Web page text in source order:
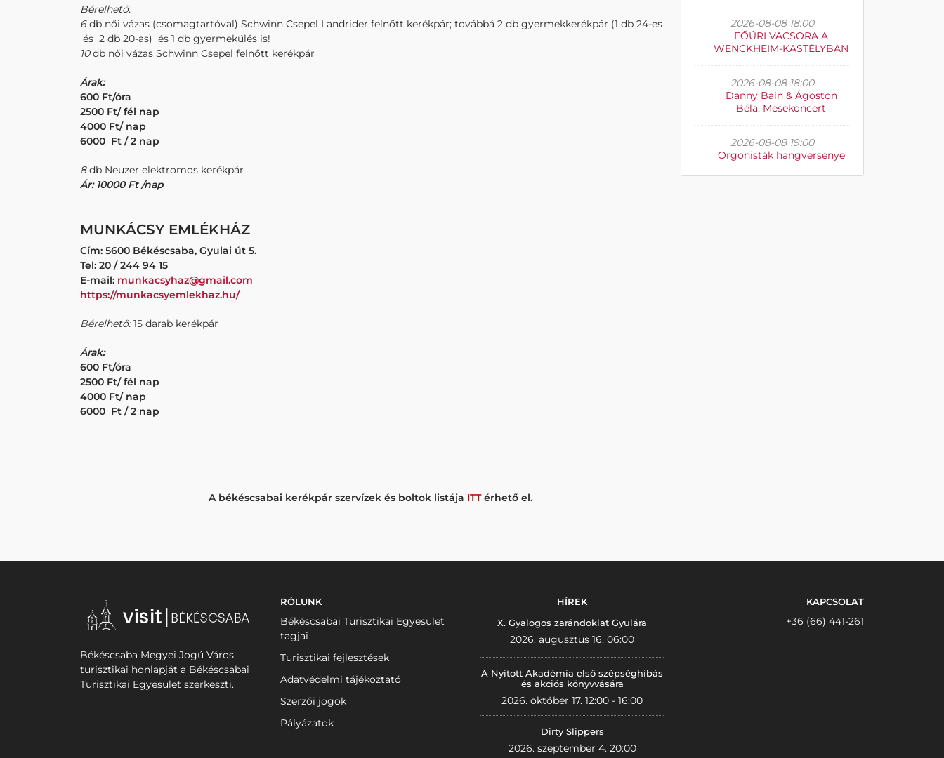
Bérelhető:
6db női vázas (csomagtartóval) Schwinn Csepel Landrider felnőtt kerékpár; továbbá 2 db gyermekkerékpár (1 db 24-es
és 2 db 20-as) és 1 db gyermekülés is!
10db női vázas Schwinn Csepel felnőtt kerékpár
Árak:
600 Ft/óra
2500 Ft/ fél nap
4000 Ft/ nap
6000 Ft / 2 nap
8db Neuzer elektromos kerékpár
Ár: 10000 Ft /nap
MUNKÁCSY EMLÉKHÁZ
Cím: 5600 Békéscsaba, Gyulai út 5.
Tel: 20 / 244 94 15
E-mail: munkacsyhaz@gmail.com
https://munkacsyemlekhaz.hu/
Bérelhető:15 darab kerékpár
Árak:
600 Ft/óra
2500 Ft/ fél nap
4000 Ft/ nap
6000 Ft / 2 nap
A békéscsabai kerékpár szervízek és boltok listája ITTérhető el.
2026-08-08 18:00
FŐÚRI VACSORA A
WENCKHEIM-KASTÉLYBAN
2026-08-08 18:00
Danny Bain & Ágoston
Béla: Mesekoncert
2026-08-08 19:00
Orgonisták hangversenye
Békéscsaba Megyei Jogú Város
turisztikai honlapját a Békéscsabai
Turisztikai Egyesület szerkeszti.
RÓLUNK
Békéscsabai Turisztikai Egyesület
tagjai
Turisztikai fejlesztések
Adatvédelmi tájékoztató
Szerzői jogok
Pályázatok
HÍREK
X. Gyalogos zarándoklat Gyulára
2026. augusztus 16. 06:00
A Nyitott Akadémia első szépséghibás
és akciós könyvvására
2026. október 17. 12:00 - 16:00
Dirty Slippers
2026. szeptember 4. 20:00
KAPCSOLAT
+36 (66) 441-261